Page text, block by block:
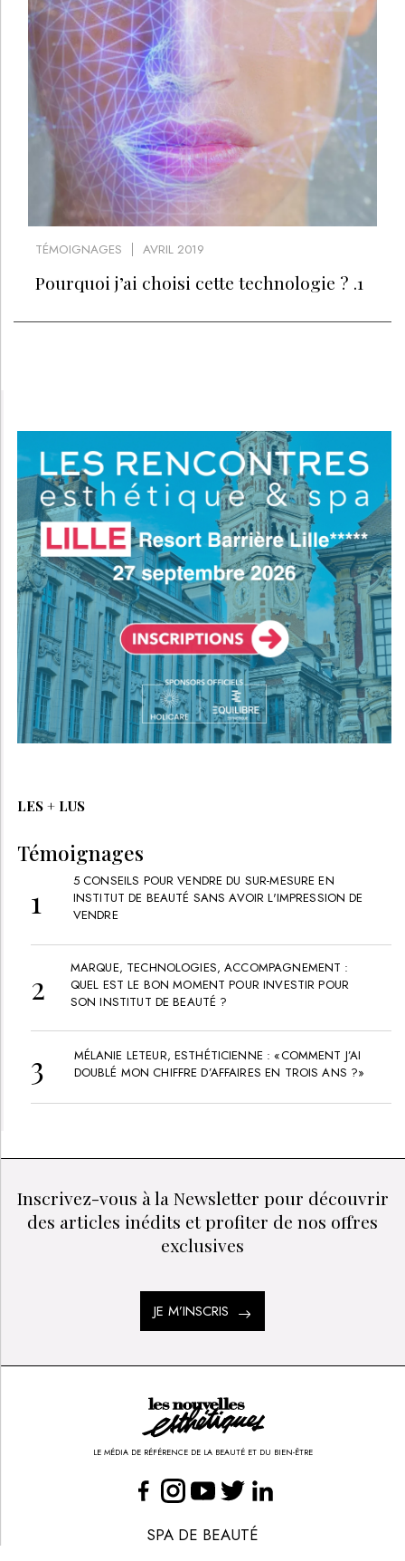
TÉMOIGNAGES AVRIL 2019
Pourquoi j’ai choisi cette technologie ? .1
LES + LUS
Témoignages
5 CONSEILS POUR VENDRE DU SUR-MESURE EN
INSTITUT DE BEAUTÉ SANS AVOIR L'IMPRESSION DE
VENDRE
MARQUE, TECHNOLOGIES, ACCOMPAGNEMENT :
QUEL EST LE BON MOMENT POUR INVESTIR POUR
SON INSTITUT DE BEAUTÉ ?
MÉLANIE LETEUR, ESTHÉTICIENNE : «COMMENT J’AI
DOUBLÉ MON CHIFFRE D’AFFAIRES EN TROIS ANS ?»
Inscrivez-vous à la Newsletter pour découvrir
des articles inédits et profiter de nos offres
exclusives
JE M’INSCRIS
LE MÉDIA DE RÉFÉRENCE DE LA BEAUTÉ ET DU BIEN-ÊTRE
SPA DE BEAUTÉ